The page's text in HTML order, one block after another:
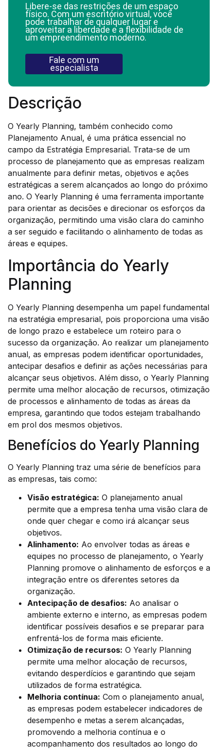
Libere-se das restrições de um espaço
físico. Com um escritório virtual, você
pode trabalhar de qualquer lugar e
aproveitar a liberdade e a flexibilidade de
um empreendimento moderno.
Fale com um
especialista
Descrição
O Yearly Planning, também conhecido como
Planejamento Anual, é uma prática essencial no
campo da Estratégia Empresarial. Trata-se de um
processo de planejamento que as empresas realizam
anualmente para definir metas, objetivos e ações
estratégicas a serem alcançados ao longo do próximo
ano. O Yearly Planning é uma ferramenta importante
para orientar as decisões e direcionar os esforços da
organização, permitindo uma visão clara do caminho
a ser seguido e facilitando o alinhamento de todas as
áreas e equipes.
Importância do Yearly
Planning
O Yearly Planning desempenha um papel fundamental
na estratégia empresarial, pois proporciona uma visão
de longo prazo e estabelece um roteiro para o
sucesso da organização. Ao realizar um planejamento
anual, as empresas podem identificar oportunidades,
antecipar desafios e definir as ações necessárias para
alcançar seus objetivos. Além disso, o Yearly Planning
permite uma melhor alocação de recursos, otimização
de processos e alinhamento de todas as áreas da
empresa, garantindo que todos estejam trabalhando
em prol dos mesmos objetivos.
Benefícios do Yearly Planning
O Yearly Planning traz uma série de benefícios para
as empresas, tais como:
Visão estratégica: O planejamento anual
permite que a empresa tenha uma visão clara de
onde quer chegar e como irá alcançar seus
objetivos.
Alinhamento: Ao envolver todas as áreas e
equipes no processo de planejamento, o Yearly
Planning promove o alinhamento de esforços e a
integração entre os diferentes setores da
organização.
Antecipação de desafios: Ao analisar o
ambiente externo e interno, as empresas podem
identificar possíveis desafios e se preparar para
enfrentá-los de forma mais eficiente.
Otimização de recursos: O Yearly Planning
permite uma melhor alocação de recursos,
evitando desperdícios e garantindo que sejam
utilizados de forma estratégica.
Melhoria contínua: Com o planejamento anual,
as empresas podem estabelecer indicadores de
desempenho e metas a serem alcançadas,
promovendo a melhoria contínua e o
acompanhamento dos resultados ao longo do